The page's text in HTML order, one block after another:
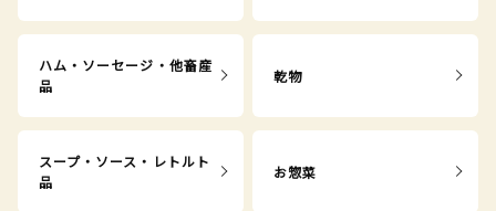
ハム・ソーセージ・他畜産
品
乾物
スープ・ソース・レトルト
品
お惣菜